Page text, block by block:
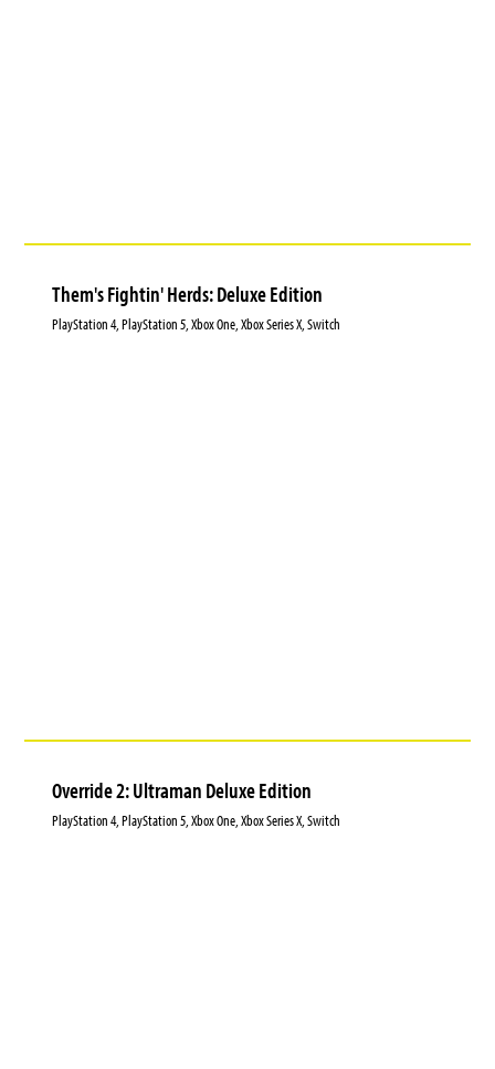
Them's Fightin' Herds: Deluxe Edition
PlayStation 4, PlayStation 5, Xbox One, Xbox Series X, Switch
Override 2: Ultraman Deluxe Edition
PlayStation 4, PlayStation 5, Xbox One, Xbox Series X, Switch